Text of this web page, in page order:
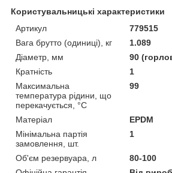
Користувальницькі характеристики
Артикул
779515
Вага брутто (одиниці), кг
1.089
Діаметр, мм
90
Кратність
1
Максимальна
температура рідини, що
перекачується, °C
99
Матеріал
EPDM
Мінімальна партія
замовлення, шт.
1
Об'єм резервуара, л
80-100